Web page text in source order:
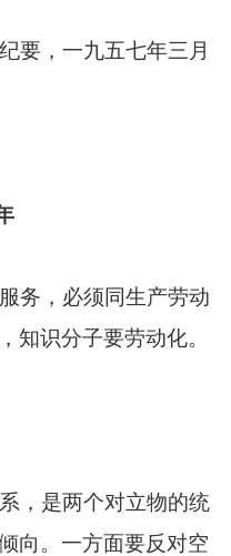
要，一九五七年三月
年
务，必须同生产劳动
知识分子要劳动化。
。
，是两个对立物的统
向。一方面要反对空